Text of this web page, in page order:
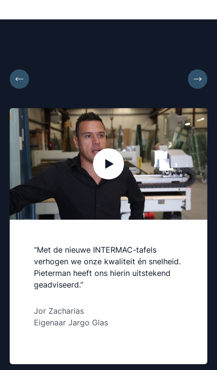
“Met de nieuwe INTERMAC-tafels
verhogen we onze kwaliteit én snelheid.
Pieterman heeft ons hierin uitstekend
geadviseerd.”
Jor Zacharias
Eigenaar Jargo Glas